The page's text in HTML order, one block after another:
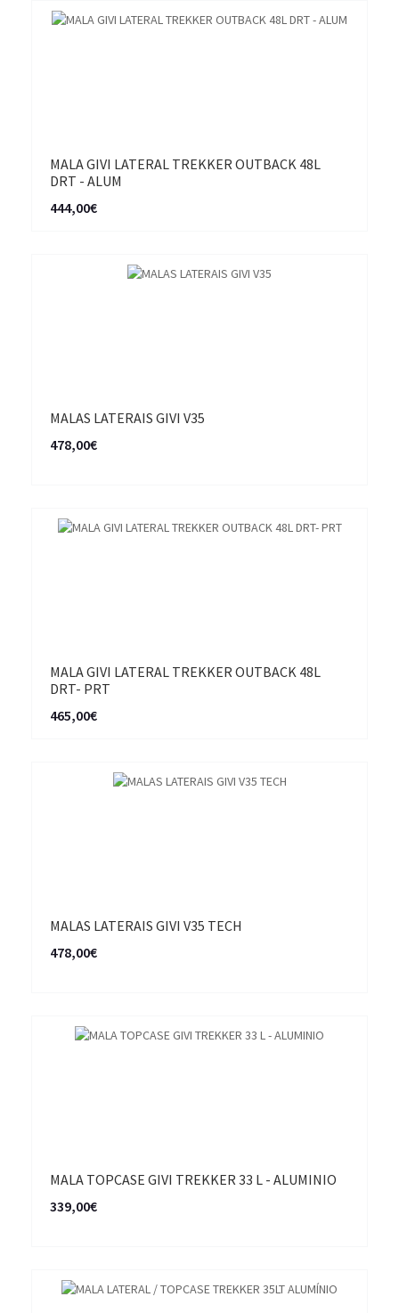
MALA GIVI LATERAL TREKKER OUTBACK 48L
DRT - ALUM
444,00€
MALAS LATERAIS GIVI V35
478,00€
MALA GIVI LATERAL TREKKER OUTBACK 48L
DRT- PRT
465,00€
MALAS LATERAIS GIVI V35 TECH
478,00€
MALA TOPCASE GIVI TREKKER 33 L - ALUMINIO
339,00€